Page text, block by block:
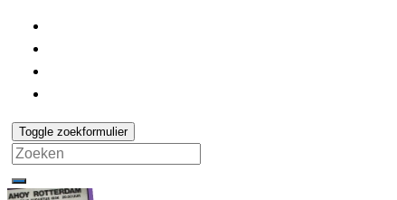
Toggle zoekformulier
Search
for: